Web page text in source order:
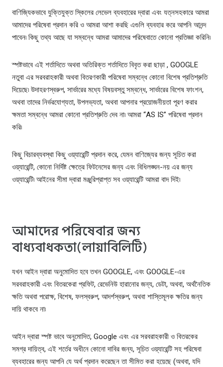
বাণিজ্যিকভাবে যুক্তিযুক্ত স্কিলের লেভেল ব্যবহারের দ্বারা এবং যত্নসহকারে আমরা
আমাদের পরিষেবা প্রদান করি ও আমরা আশা করছি এগুলি ব্যবহার করে আপনি আনন্দ
পাবেন৷ কিছু তথ্য আছে যা সম্বন্ধে আমরা আমাদের পরিষেবাতে কোনো প্রতিজ্ঞা করিনি৷
স্পষ্টভাবে এই শর্তাদিতে অথবা অতিরিক্ত শর্তাদিতে বিবৃত করা ছাড়া , GOOGLE
নতুবা এর সরবরাহকারী অথবা বিতরণকারী পরিষেবা সম্বন্ধে কোনো বিশেষ প্রতিশ্রুতি
দিয়েছে৷ উদাহরণস্বরুপ, সার্ভারের মধ্যে বিষয়বস্তু সম্বন্ধে, সার্ভারের বিশেষ ফাংশন,
অথবা তাদের নির্ভরযোগ্যতা, উপলভ্যতা, অথবা আপনার প্রয়োজনীয়তা পূরণ করার
ক্ষমতা সম্বন্ধে আমরা কোনো প্রতিশ্রুতি দেব না৷ আমরা “AS IS” পরিষেবা প্রদান
করি৷
কিছু বিচারব্যবস্থা কিছু ওয়্যারেন্টি প্রদান করে, যেমন বাণিজ্যের জন্য সূচিত করা
ওয়্যারেন্টি, কোনো নির্দিষ্ট ক্ষেত্রে ফিটনেসের জন্য এবং বিধিলঙ্ঘন-নয় এর জন্য
ওয়্যারেন্টি৷ আইনের সীমা দ্বারা মঞ্জুরিপ্রাপ্ত সব ওয়্যারেন্টি আমরা বাদ দিই৷
আমাদের পরিষেবার জন্য
বাধ্যবাধকতা(লায়াবিলিটি)
যখন আইন দ্বারা অনুমোদিত হবে তখন GOOGLE, এবং GOOGLE-এর
সরবরাহকারী এবং বিতরকেরা প্রফিট, রেভেনিউ হারানোর জন্য, ডেটা, অথবা, অর্থনৈতিক
ক্ষতি অথবা পরোক্ষ, বিশেষ, ফলস্বরুপ, আদর্শস্বরুপ, অথবা শাস্তিমূলক ক্ষতির জন্য
দায়ি থাকবে না৷
আইন দ্বারা স্পষ্ট ভাবে অনুমোদিত, Google এবং এর সরবরাহকারী ও বিতরকের
সমগ্র দায়িত্ব, এই শর্তের অধীনে কোনো দাবির জন্য, সূচিত ওয়্যারেন্টি সহ পরিষেবা
ব্যবহারের জন্য আপনি যে অর্থ প্রদান করেছেন তা সীমিত করা হয়েছে (অথবা, যদি